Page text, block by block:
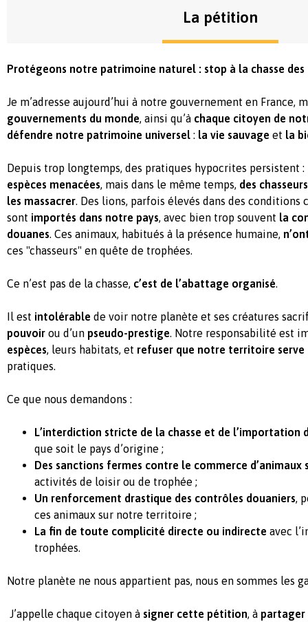
La pétition
Protégeons notre patrimoine naturel : stop à la chasse des
Je m’adresse aujourd’hui à notre gouvernement en France,
gouvernements du monde, ainsi qu’à chaque citoyen de
défendre notre patrimoine universel : la vie sauvage et la
Depuis trop longtemps, des pratiques hypocrites persistent :
espèces menacées, mais dans le même temps, des
les massacrer. Des lions, parfois élevés dans des
sont importés dans notre pays, avec bien trop souvent la
douanes. Ces animaux, habitués à la présence humaine,
ces "chasseurs" en quête de trophées.
Ce n’est pas de la chasse, c’est de l’abattage organisé.
Il est intolérable de voir notre planète et ses créatures
pouvoir ou d’un pseudo-prestige. Notre responsabilité est
espèces, leurs habitats, et refuser que notre territoire serve
pratiques.
Ce que nous demandons :
L’interdiction stricte de la chasse et de l’importation
que soit le pays d’origine ;
Des sanctions fermes contre le commerce d’animaux
activités de loisir ou de trophée ;
Un renforcement drastique des contrôles douaniers,
ces animaux sur notre territoire ;
La fin de toute complicité directe ou indirecte avec
trophées.
Notre planète ne nous appartient pas, nous en sommes les
J’appelle chaque citoyen à signer cette pétition, à partager